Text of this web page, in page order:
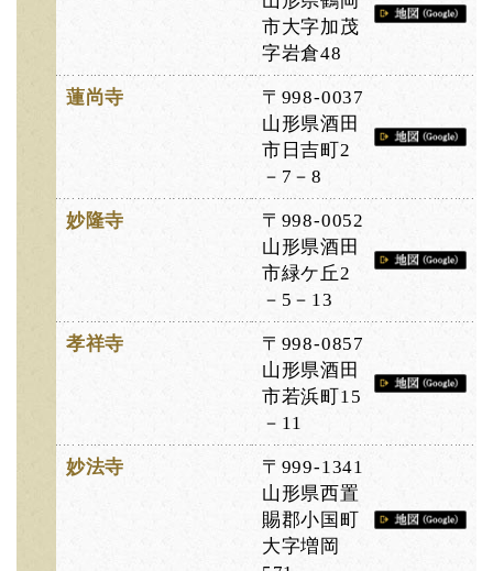
市大字加茂
字岩倉48
蓮尚寺
〒998-0037
山形県酒田
市日吉町2
－7－8
妙隆寺
〒998-0052
山形県酒田
市緑ケ丘2
－5－13
孝祥寺
〒998-0857
山形県酒田
市若浜町15
－11
妙法寺
〒999-1341
山形県西置
賜郡小国町
大字増岡